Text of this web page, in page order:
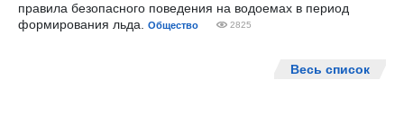
правила безопасного поведения на водоемах в период
формирования льда.
Общество 2825
Весь список